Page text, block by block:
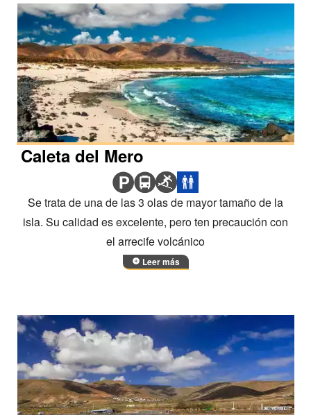
Caleta del Mero
Se trata de una de las 3 olas de mayor tamaño de la
isla. Su calidad es excelente, pero ten precaución con
el arrecife volcánico
Leer más